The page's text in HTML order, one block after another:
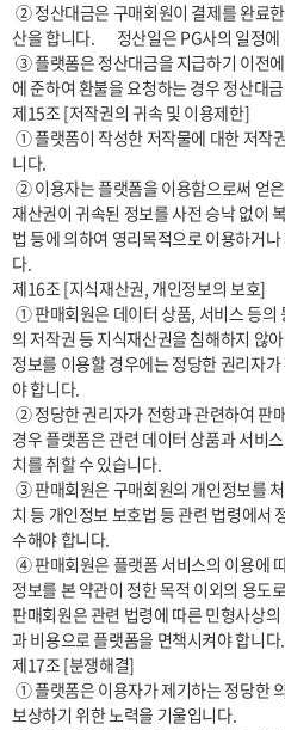
산을 합니다.       정산일은 PG사의 일정
에 준하여 환불을 요청하는 경우 정산대
제15조 [저작권의 귀속 및 이용제한]
니다.
재산권이 귀속된 정보를 사전 승낙 없이
법 등에 의하여 영리목적으로 이용하거
다.
제16조 [지식재산권, 개인정보의 보호]
의 저작권 등 지식재산권을 침해하지 않
정보를 이용할 경우에는 정당한 권리자
야 합니다.
경우 플랫폼은 관련 데이터 상품과 서비
치를 취할 수 있습니다.
치 등 개인정보 보호법 등 관련 법령에서
수해야 합니다.
정보를 본 약관이 정한 목적 이외의 용도
판매회원은 관련 법령에 따른 민형사상
과 비용으로 플랫폼을 면책시켜야 합니다.
제17조 [분쟁해결]
보상하기 위한 노력을 기울입니다.